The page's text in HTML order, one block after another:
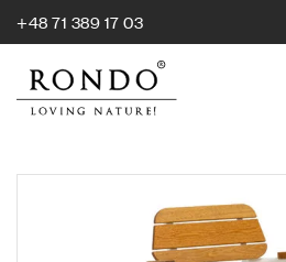
+48 71 389 17 03